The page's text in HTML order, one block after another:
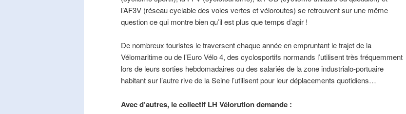
l’AF3V (réseau cyclable des voies vertes et véloroutes) se retrouvent sur une même
question ce qui montre bien qu’il est plus que temps d’agir !
De nombreux touristes le traversent chaque année en empruntant le trajet de la
Vélomaritime ou de l’Euro Vélo 4, des cyclosportifs normands l’utilisent très fréquemment
lors de leurs sorties hebdomadaires ou des salariés de la zone industrialo-portuaire
habitant sur l’autre rive de la Seine l’utilisent pour leur déplacements quotidiens…
Avec d’autres, le collectif LH Vélorution demande :